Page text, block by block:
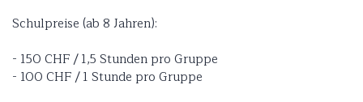
Schulpreise (ab 8 Jahren):
- 150 CHF / 1,5 Stunden pro Gruppe
- 100 CHF / 1 Stunde pro Gruppe